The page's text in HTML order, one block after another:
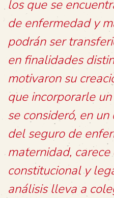
los que se
de enfermedad y
podrán ser
en finalidades
motivaron su
que incorporarle
se consideró, en
del seguro de
maternidad,
constitucional y
análisis lleva a